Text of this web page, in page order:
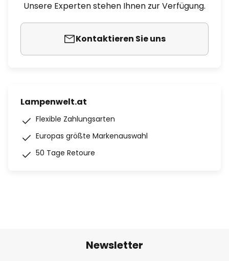
Unsere Experten stehen Ihnen zur Verfügung.
Kontaktieren Sie uns
Lampenwelt.at
Flexible Zahlungsarten
Europas größte Markenauswahl
50 Tage Retoure
Newsletter